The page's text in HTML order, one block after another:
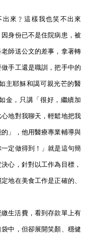
來﹖這樣我也笑不出來
身份已不是住院病患，被
師送公文的差事，拿著轉
手工還是職訓，把手中的
主耶穌和譪可親光芒的醫
金，只講「很好，繼續加
地對我聊天，輕鬆地把我
」，他用醫療專業輔導與
定做得到！」就是這句簡
心，針對以工作為目標，
地在美食工作是正確的、
生活費，看到存款單上有
中，但卻展開笑顏、穩健